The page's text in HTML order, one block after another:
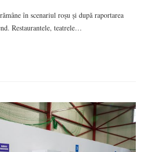
în scenariul roșu și după raportarea
Restaurantele, teatrele…